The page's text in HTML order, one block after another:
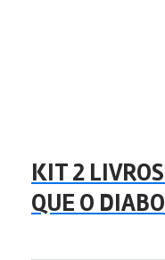
KIT 2
QUE O DIABO